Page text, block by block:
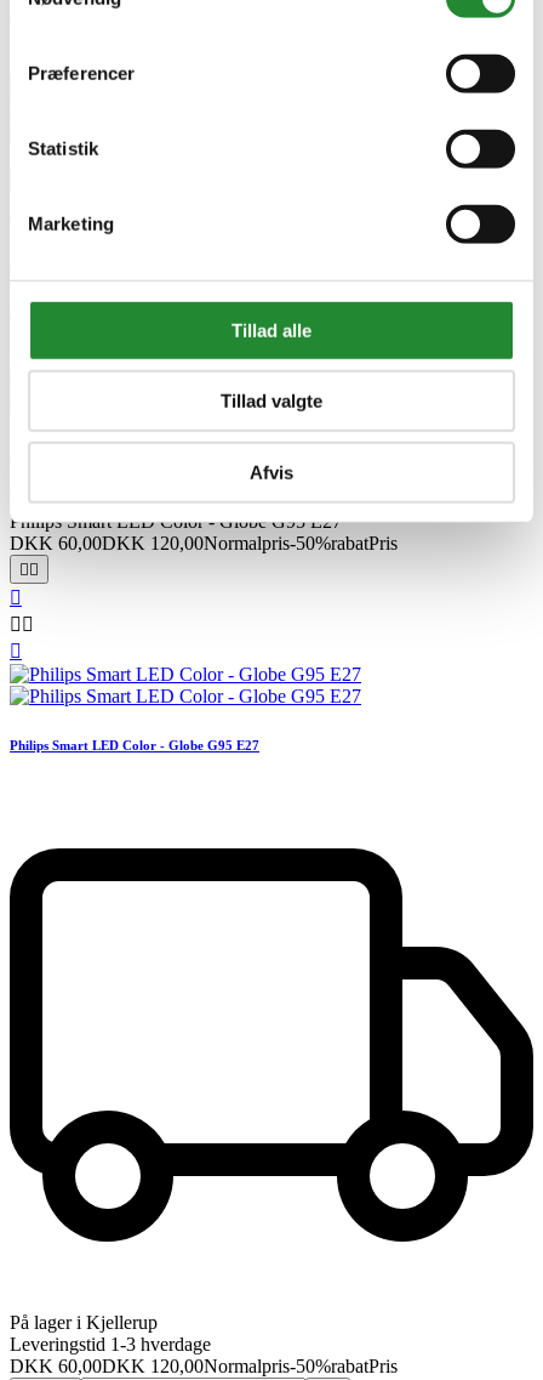
Præferencer
Statistik
Marketing
Tillad alle
Tillad valgte
Afvis
Philips Smart LED Color - Globe G95 E27
DKK 60,00

DKK 60,00DKK 120,00Normalpris-50%rabatPris
Philips Smart Lyskilder
Philips Smart LED Color - Globe G95 E27
DKK 60,00DKK 120,00Normalpris-50%rabatPris
 

 

Philips Smart LED Color - Globe G95 E27
På lager i Kjellerup
Leveringstid 1-3 hverdage
DKK 60,00DKK 120,00Normalpris-50%rabatPris